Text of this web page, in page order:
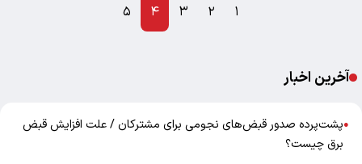
۱ ۲ ۳ ۴ ۵
آخرین اخبار
●پشت‌پرده صدور قبض‌های نجومی برای مشترکان / علت افزایش قبض
برق چیست؟